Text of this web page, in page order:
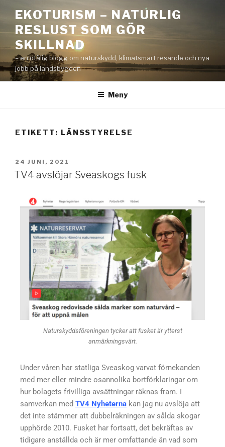
EKOTURISM – NATURLIG
RESLUST SOM GÖR
SKILLNAD
– en otålig blogg om naturskydd, klimatsmart resande och nya
jobb på landsbygden
Meny
ETIKETT: LÄNSSTYRELSE
24 JUNI, 2021
TV4 avslöjar Sveaskogs fusk
Naturskyddsföreningen tycker att fusket är ytterst
anmärkningsvärt.
Under våren har statliga Sveaskog varvat förnekanden
med mer eller mindre osannolika bortförklaringar om
hur bolagets frivilliga avsättningar räknas fram. I
samverkan med TV4 Nyheterna kan jag nu avslöja att
det inte stämmer att dubbelräkningen av sålda skogar
upphörde 2010. Fusket har fortsatt, det bekräftas av
tidigare anställda och är mer omfattande än vad som